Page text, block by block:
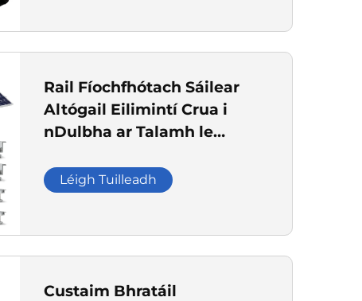
Rail Fíochfhótach Sáilear
Altógail Eilimintí Crua i
nDulbha ar Talamh le
Corraisithe Galvánaithe Te
agus Réitigh Bunaithe ar
Léigh Tuilleadh
Custaim Bhratáil